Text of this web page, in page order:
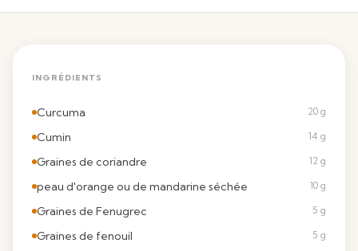
INGRÉDIENTS
Curcuma 20 g
Cumin 14 g
Graines de coriandre 12 g
peau d'orange ou de mandarine séchée 10 g
Graines de Fenugrec 5 g
Graines de fenouil 5 g